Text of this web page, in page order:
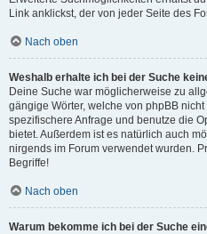
Link anklickst, der von jeder Seite des
Nach oben
Weshalb erhalte ich bei der Suche
Deine Suche war möglicherweise zu
gängige Wörter, welche von phpBB
spezifischere Anfrage und benutze die
bietet. Außerdem ist es natürlich auch
nirgends im Forum verwendet wurden.
Begriffe!
Nach oben
Warum bekomme ich bei der Suche